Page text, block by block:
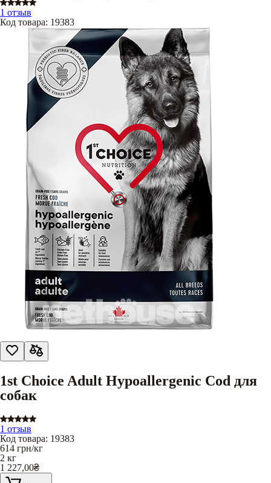
1 отзыв
Код товара: 19383
1st Choice Adult Hypoallergenic Cod для
собак
1 отзыв
Код товара: 19383
614 грн/кг
2 кг
1 227,00₴